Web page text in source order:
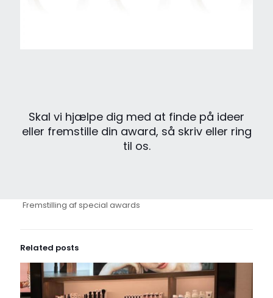
Skal vi hjælpe dig med at finde på ideer
eller fremstille din award, så skriv eller ring
til os.
Fremstilling af special awards
Related posts